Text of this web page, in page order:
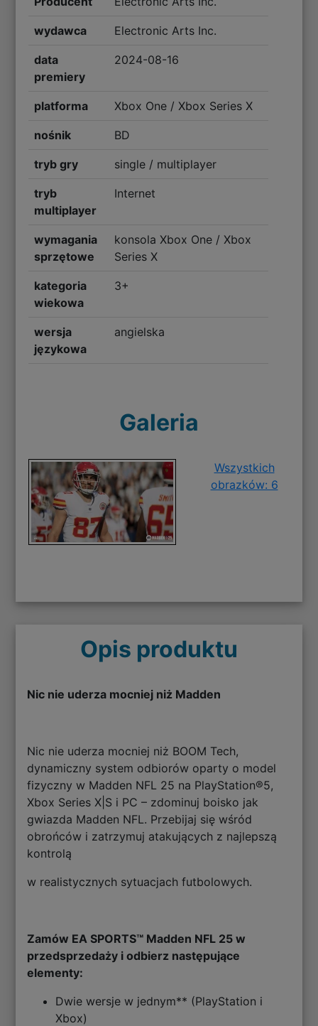
wydawca Electronic Arts Inc.
data
premiery
2024-08-16
platforma Xbox One / Xbox Series X
nośnik BD
tryb gry single / multiplayer
tryb
multiplayer
Internet
wymagania
sprzętowe
konsola Xbox One / Xbox
Series X
kategoria
wiekowa
3+
wersja
językowa
angielska
Galeria
Wszystkich
obrazków: 6
Opis produktu
Nic nie uderza mocniej niż Madden
Nic nie uderza mocniej niż BOOM Tech,
dynamiczny system odbiorów oparty o model
fizyczny w Madden NFL 25 na PlayStation®5,
Xbox Series X|S i PC – zdominuj boisko jak
gwiazda Madden NFL. Przebijaj się wśród
obrońców i zatrzymuj atakujących z najlepszą
kontrolą
w realistycznych sytuacjach futbolowych.
Zamów EA SPORTS™ Madden NFL 25 w
przedsprzedaży i odbierz następujące
elementy:
Dwie wersje w jednym** (PlayStation i
Xbox)